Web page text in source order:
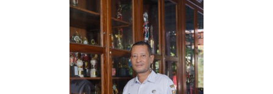
Sejarah SMA Negeri 15 Semarang
Profil Kepala Sekolah
Sambutan Kepala Sekolah